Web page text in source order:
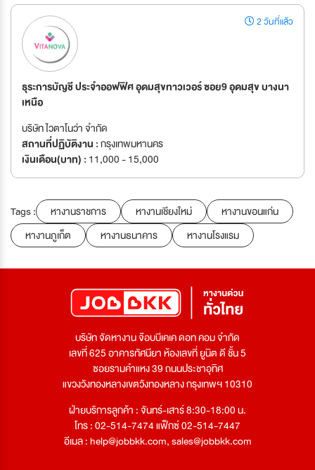
2 วันที่แล้ว
ธุระการบัญชี ประจำออฟฟิศ อุดมสุขทาวเวอร์ ซอย9 อุดมสุข บางนา
เหนือ
บริษัท ไวตาโนว่า จำกัด
สถานที่ปฏิบัติงาน :กรุงเทพมหานคร
เงินเดือน(บาท) : 11,000 - 15,000
Tags : หางานราชการ หางานเชียงใหม่
หางานขอนแก่น
หางานภูเก็ต
หางานธนาคาร หางานโรงแรม
บริษัท จัดหางาน จ๊อบบีเคเค ดอท คอม จำกัด
เลขที่ 625 อาคารทัศนียา ห้องเลขที่ ยูนิต ดี ชั้น 5
ซอยรามคำแหง 39 ถนนประชาอุทิศ
แขวงวังทองหลางเขตวังทองหลาง กรุงเทพฯ 10310
ฝ่ายบริการลูกค้า : จันทร์-เสาร์ 8:30-18:00 น.
โทร : 02-514-7474 แฟ็กซ์ 02-514-7447
อีเมล :help@jobbkk.com,sales@jobbkk.com